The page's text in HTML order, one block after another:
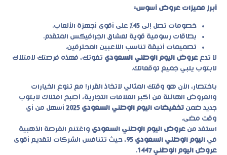
أبرز مميزات عروض أسوس:
خصومات تصل إلى 45%
على أقوى أجهزة الألعاب.
بطاقات رسومية قوية لعشاق الجرافيكس المتقدم.
تصميمات أنيقة تناسب اللاعبين المحترفين.
لا تدع عروض اليوم الوطني السعودي تفوتك، فهذه فرصتك لامتلاك
لابتوب يلبي جميع توقعاتك.
باختصار، الآن هو وقتك المثالي لاتخاذ القرار! مع تنوع الخيارات
والعروض الهائلة من أكبر العلامات التجارية، أصبح امتلاك لابتوب
جديد ضمن تخفيضات اليوم الوطني السعودي 2025
أسهل من أي
وقت مضى.
استفد من عروض اليوم الوطني السعودي واغتنم الفرصة الذهبية
في اليوم الوطني السعودي 95
، حيث تتنافس الشركات لتقديم أقوى
عروض اليوم الوطني 1447
.